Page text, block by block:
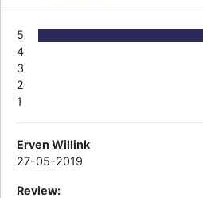
5
4
3
2
1
Erven Willink
27-05-2019
Review: